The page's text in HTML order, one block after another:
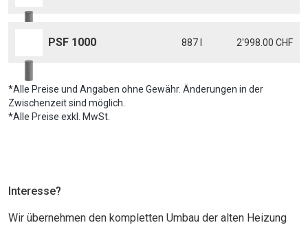
PSF 1000 887 l 2'998.00 CHF
*Alle Preise und Angaben ohne Gewähr. Änderungen in der
Zwischenzeit sind möglich.
*Alle Preise exkl. MwSt.
Interesse?
Wir übernehmen den kompletten Umbau der alten Heizung